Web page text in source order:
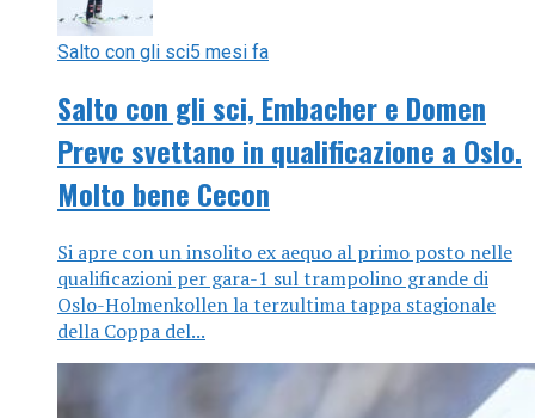
Salto con gli sci5 mesi fa
Salto con gli sci, Embacher e Domen
Prevc svettano in qualificazione a Oslo.
Molto bene Cecon
Si apre con un insolito ex aequo al primo posto nelle
qualificazioni per gara-1 sul trampolino grande di
Oslo-Holmenkollen la terzultima tappa stagionale
della Coppa del...